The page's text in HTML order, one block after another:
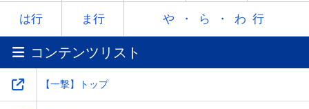
ラ リ レ
ワ -
は行 ま行 や・ら・わ行
コンテンツリスト
【一撃】トップ